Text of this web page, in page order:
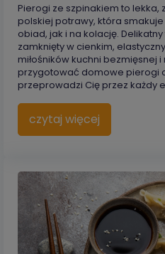
Pierogi ze szpinakiem to lekka,
polskiej potrawy, która
obiad, jak i na kolację.
zamknięty w cienkim,
miłośników kuchni bezmięsnej
przygotować domowe pierogi
przeprowadzi Cię przez każdy
czytaj więcej